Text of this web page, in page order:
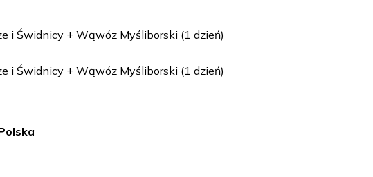
i Świdnicy + Wąwóz Myśliborski (1 dzień)
i Świdnicy + Wąwóz Myśliborski (1 dzień)